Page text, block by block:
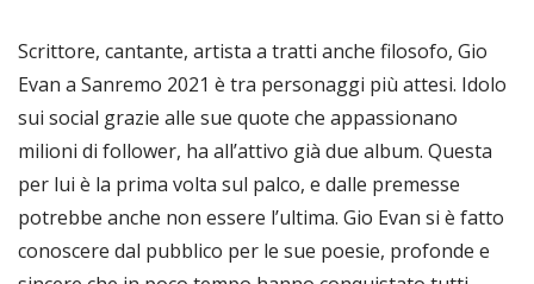
Scrittore, cantante, artista a tratti anche filosofo, Gio
Evan a Sanremo 2021 è tra personaggi più attesi. Idolo
sui social grazie alle sue quote che appassionano
milioni di follower, ha all’attivo già due album. Questa
per lui è la prima volta sul palco, e dalle premesse
potrebbe anche non essere l’ultima. Gio Evan si è fatto
conoscere dal pubblico per le sue poesie, profonde e